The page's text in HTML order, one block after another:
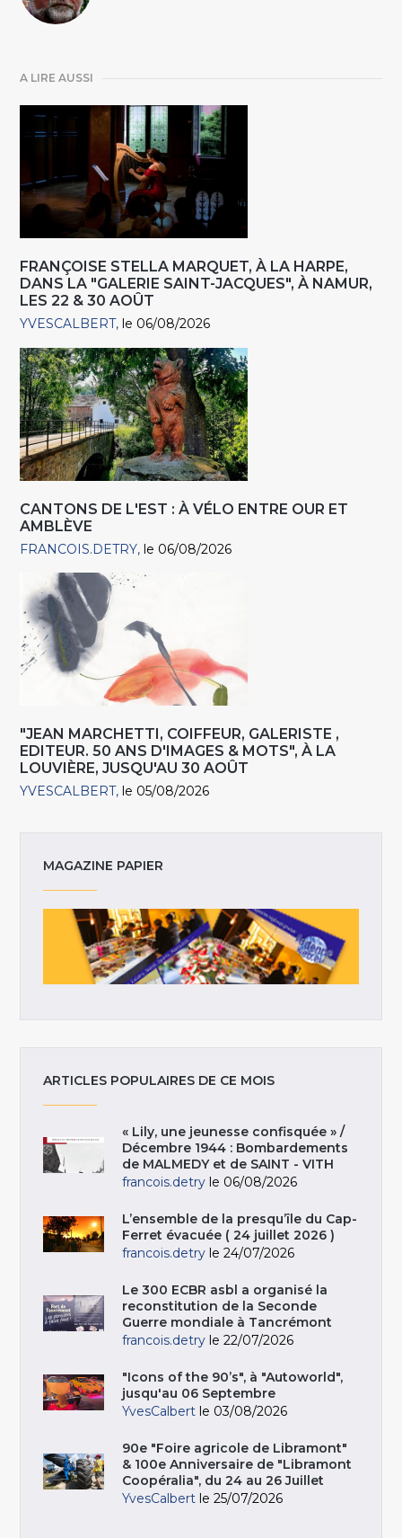
A LIRE AUSSI
FRANÇOISE STELLA MARQUET, À LA HARPE,
DANS LA "GALERIE SAINT-JACQUES", À NAMUR,
LES 22 & 30 AOÛT
YVESCALBERT le 06/08/2026
CANTONS DE L'EST : À VÉLO ENTRE OUR ET
AMBLÈVE
FRANCOIS.DETRY le 06/08/2026
"JEAN MARCHETTI, COIFFEUR, GALERISTE ,
EDITEUR. 50 ANS D'IMAGES & MOTS", À LA
LOUVIÈRE, JUSQU'AU 30 AOÛT
YVESCALBERT le 05/08/2026
MAGAZINE PAPIER
ARTICLES POPULAIRES DE CE MOIS
« Lily, une jeunesse confisquée » /
Décembre 1944 : Bombardements
de MALMEDY et de SAINT - VITH
francois.detry le 06/08/2026
L’ensemble de la presqu’île du Cap-
Ferret évacuée ( 24 juillet 2026 )
francois.detry le 24/07/2026
Le 300 ECBR asbl a organisé la
reconstitution de la Seconde
Guerre mondiale à Tancrémont
francois.detry le 22/07/2026
"Icons of the 90’s", à "Autoworld",
jusqu'au 06 Septembre
YvesCalbert le 03/08/2026
90e "Foire agricole de Libramont"
& 100e Anniversaire de "Libramont
Coopéralia", du 24 au 26 Juillet
YvesCalbert le 25/07/2026